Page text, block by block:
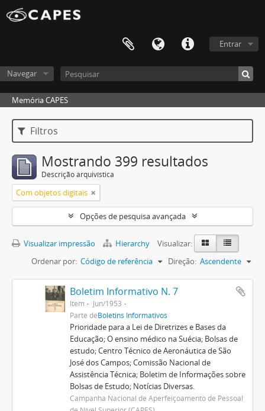
Entrar
Navegar
Memória CAPES
Filtros
Mostrando 399 resultados
Descrição arquivística
Com objetos digitais
Opções de pesquisa avançada
Visualizar impressão Hierarchy
Visualizar:
Ordenar por: Código de referência Direção: Ascendente
Boletim Informativo N. 7
Item
Jun/1953
Parte deBoletins Informativos
Prioridade para a Lei de Diretrizes e Bases da
Educação; O ensino médico na Suécia; Bolsas de
estudo; Centro Técnico de Aeronáutica de São
José dos Campos; Comissão Nacional de
Assistência Técnica; Boletim de Informações sobre
Bolsas de Estudo; Notícias Diversas.
Campanha Nacional de Aperfeiçoamento de Pessoal